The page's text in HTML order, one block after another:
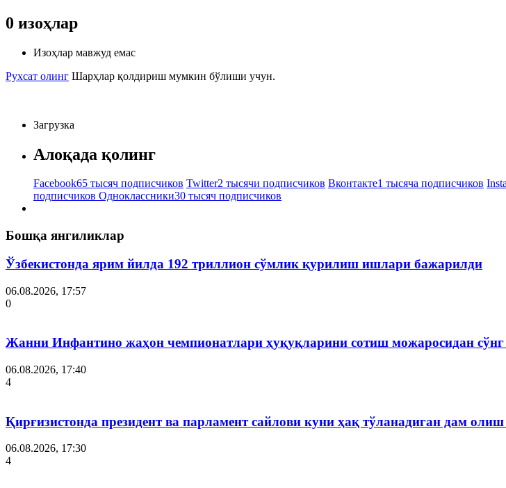
0 изоҳлар
Изоҳлар мавжуд емас
Рухсат олинг Шарҳлар қолдириш мумкин бўлиши учун.
Загрузка
Алоқада қолинг
Facebook65 тысяч подписчиков Twitter2 тысячи подписчиков Вконтакте1 тысяча подписчиков
подписчиков Одноклассники30 тысяч подписчиков
Бошқа янгиликлар
Ўзбекистонда ярим йилда 192 триллион сўмлик қурилиш ишлари бажарилди
06.08.2026, 17:57
0
Жанни Инфантино жаҳон чемпионатлари ҳуқуқларини сотиш можаросидан сўнг
06.08.2026, 17:40
4
Қирғизистонда президент ва парламент сайлови куни ҳақ тўланадиган дам
06.08.2026, 17:30
4